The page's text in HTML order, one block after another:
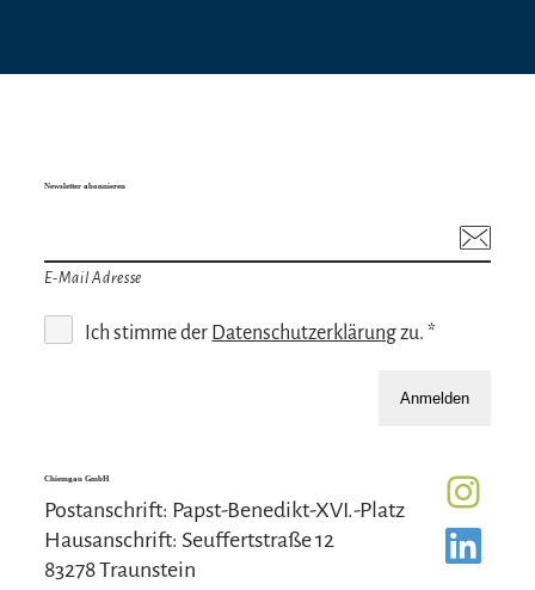
Newsletter abonnieren
E-Mail Adresse
Ich stimme der Datenschutzerklärungzu. *
Anmelden
Chiemgau GmbH
Postanschrift: Papst-Benedikt-XVI.-Platz
Hausanschrift: Seuffertstraße 12
83278 Traunstein